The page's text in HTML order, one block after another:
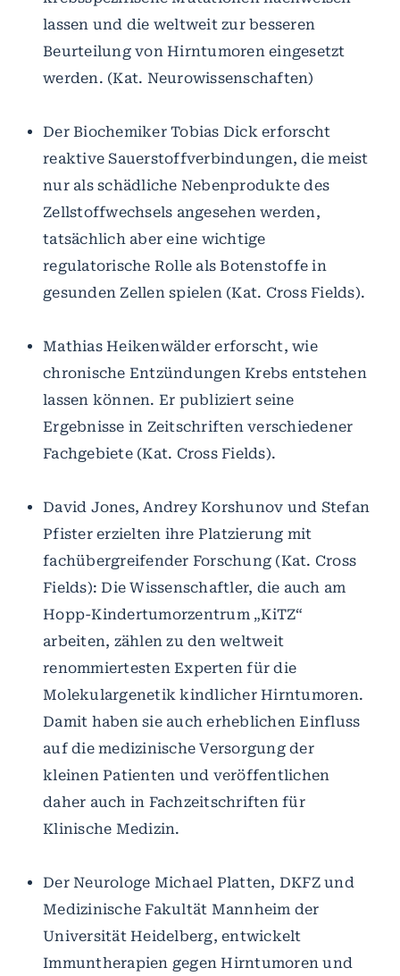
lassen und die weltweit zur besseren
Beurteilung von Hirntumoren eingesetzt
werden. (Kat. Neurowissenschaften)
Der Biochemiker Tobias Dick erforscht
reaktive Sauerstoffverbindungen, die meist
nur als schädliche Nebenprodukte des
Zellstoffwechsels angesehen werden,
tatsächlich aber eine wichtige
regulatorische Rolle als Botenstoffe in
gesunden Zellen spielen (Kat. Cross Fields).
Mathias Heikenwälder erforscht, wie
chronische Entzündungen Krebs entstehen
lassen können. Er publiziert seine
Ergebnisse in Zeitschriften verschiedener
Fachgebiete (Kat. Cross Fields).
David Jones, Andrey Korshunov und Stefan
Pfister erzielten ihre Platzierung mit
fachübergreifender Forschung (Kat. Cross
Fields): Die Wissenschaftler, die auch am
Hopp-Kindertumorzentrum „KiTZ“
arbeiten, zählen zu den weltweit
renommiertesten Experten für die
Molekulargenetik kindlicher Hirntumoren.
Damit haben sie auch erheblichen Einfluss
auf die medizinische Versorgung der
kleinen Patienten und veröffentlichen
daher auch in Fachzeitschriften für
Klinische Medizin.
Der Neurologe Michael Platten, DKFZ und
Medizinische Fakultät Mannheim der
Universität Heidelberg, entwickelt
Immuntherapien gegen Hirntumoren und